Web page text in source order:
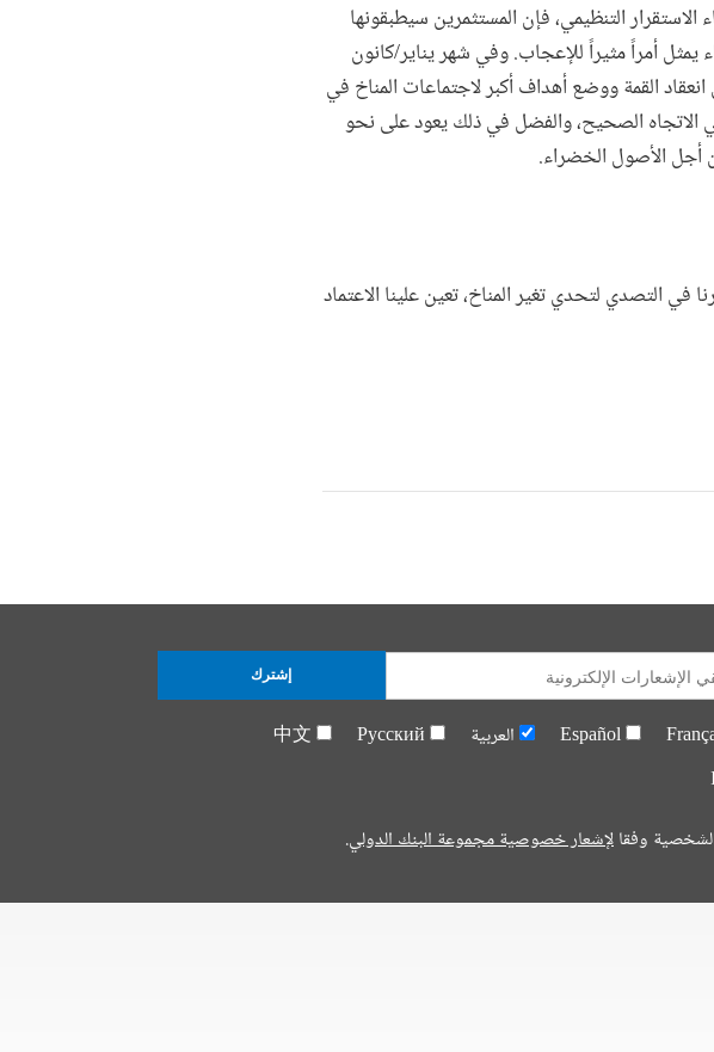
التنظيمي، فإن المستثمرين سيطبقونها
يمثل أمراً مثيراً للإعجاب. وفي شهر يناير/كانون
سوق السندات الخضراء إلى 20 مليار دولار قبل انعقاد القمة ووضع أهداف أكبر لاجتماعات المناخ في
2015. إننا نسير بسرعة بالفعل في الاتجاه الصحيح، والفضل في ذلك يعود على نحو
الأصول الخضراء.
في التصدي لتحدي تغير المناخ، تعين علينا الاعتماد
Español العربية Русский
中文
وفقالإشعار خصوصية مجموعة البنك الدولي.
إشترك